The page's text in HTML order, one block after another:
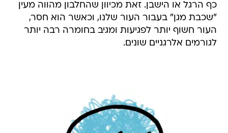
כף הרגל או הישבן. זאת מכיוון שהחלבון מהווה מעין
"שכבת מגן" בעבור העור שלנו, וכאשר הוא חסר,
העור חשוף יותר לפגיעות ומגיב בחומרה רבה יותר
לגורמים אלרגניים שונים.